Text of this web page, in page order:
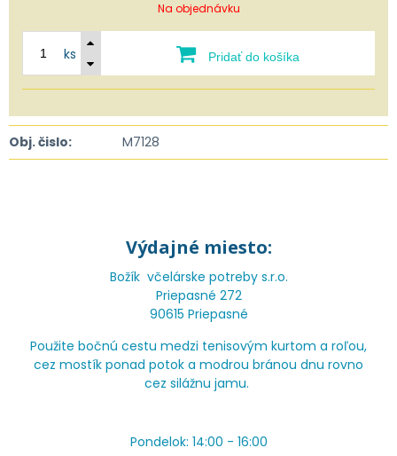
Na objednávku
ks Pridať do košíka
Obj. čislo: M7128
Výdajné miesto:
Božík včelárske potreby s.r.o.
Priepasné 272
90615 Priepasné
Použite bočnú cestu medzi tenisovým kurtom a roľou,
cez mostík ponad potok a modrou bránou dnu rovno
cez silážnu jamu.
Pondelok: 14:00 - 16:00